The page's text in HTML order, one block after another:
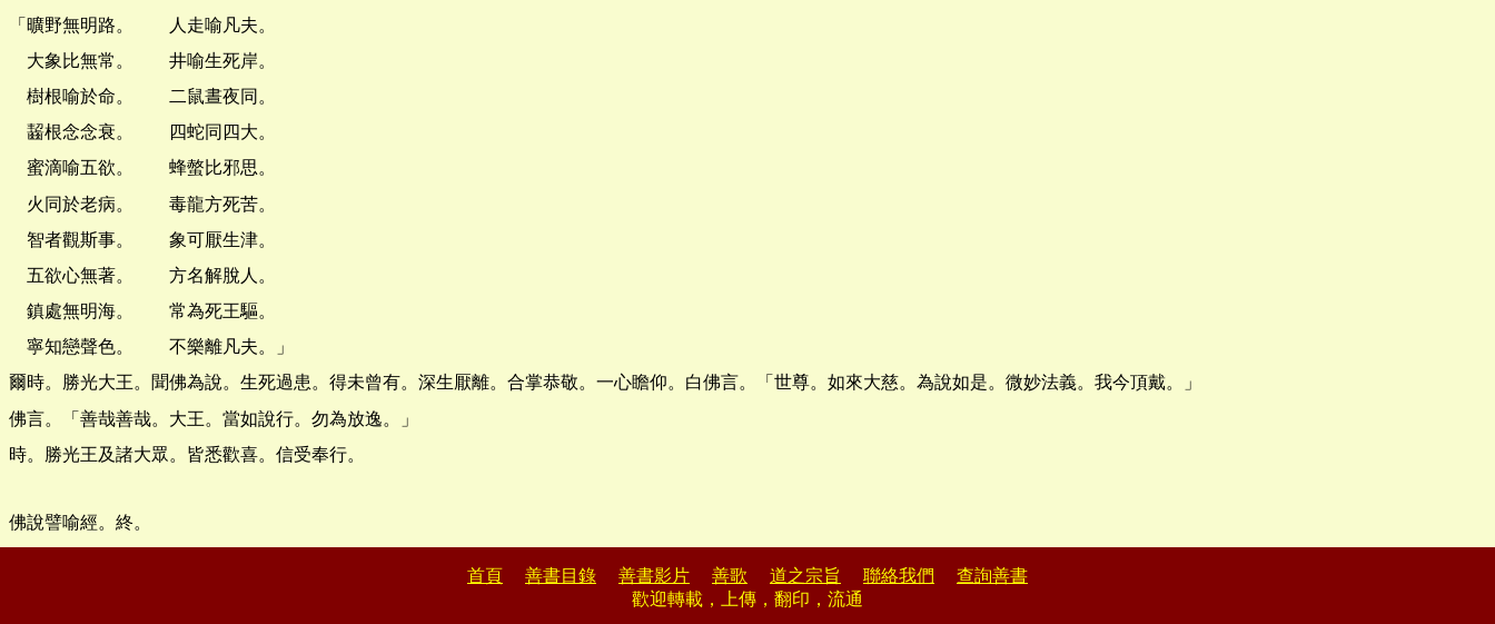
「曠野無明路。 人走喻凡夫。
大象比無常。 井喻生死岸。
樹根喻於命。 二鼠晝夜同。
齧根念念衰。 四蛇同四大。
蜜滴喻五欲。 蜂螫比邪思。
火同於老病。 毒龍方死苦。
智者觀斯事。 象可厭生津。
五欲心無著。 方名解脫人。
鎮處無明海。 常為死王驅。
寧知戀聲色。 不樂離凡夫。」
爾時。勝光大王。聞佛為說。生死過患。得未曾有。深生厭離。合掌恭敬。一心瞻仰。白佛言。「世尊。如來大慈。為說如是。微妙法義。我今頂戴。」
佛言。「善哉善哉。大王。當如說行。勿為放逸。」
時。勝光王及諸大眾。皆悉歡喜。信受奉行。
佛說譬喻經。終。
首頁 善書目錄 善書影片 善歌 道之宗旨 聯絡我們
查詢善書
歡迎轉載，上傳，翻印，流通